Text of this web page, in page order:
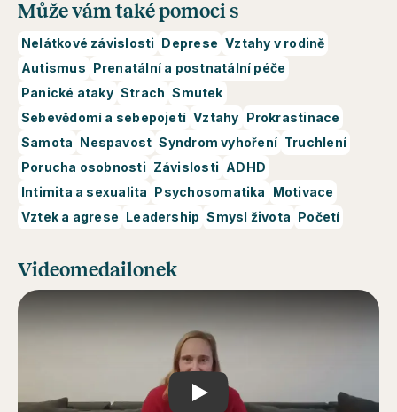
Může vám také pomoci s
Nelátkové závislosti Deprese Vztahy v rodině
Autismus Prenatální a postnatální péče
Panické ataky Strach Smutek
Sebevědomí a sebepojetí Vztahy Prokrastinace
Samota Nespavost Syndrom vyhoření Truchlení
Porucha osobnosti Závislosti ADHD
Intimita a sexualita Psychosomatika
Motivace
Vztek a agrese Leadership Smysl života Početí
Videomedailonek
Play